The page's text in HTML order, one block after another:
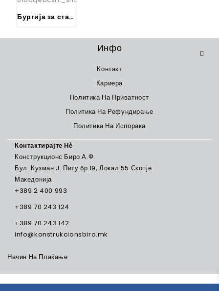
Бургија за стакло Т4, Карбидна
Инфо
Контакт
Кариера
Политика На Приватност
Политика На Рефундирање
Политика На Испорака
Контактирајте Нѐ
Конструкционс Биро А.Ф.
Бул. Кузман J. Питу бр.19, Локал 55 Скопје
Македонија
+389 2 400 993
+389 70 243 124
+389 70 243 142
info@konstrukcionsbiro.mk
Начин На Плаќање